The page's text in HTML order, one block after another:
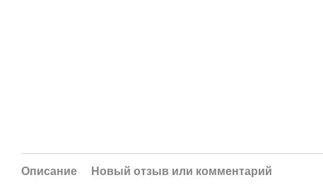
Описание Новый отзыв или комментарий